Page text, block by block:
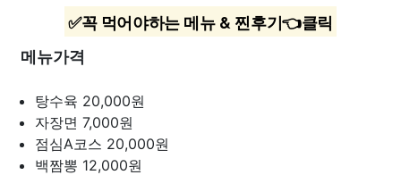
✅꼭 먹어야하는 메뉴 & 찐후기👈클릭
메뉴가격
탕수육 20,000원
자장면 7,000원
점심A코스 20,000원
백짬뽕 12,000원